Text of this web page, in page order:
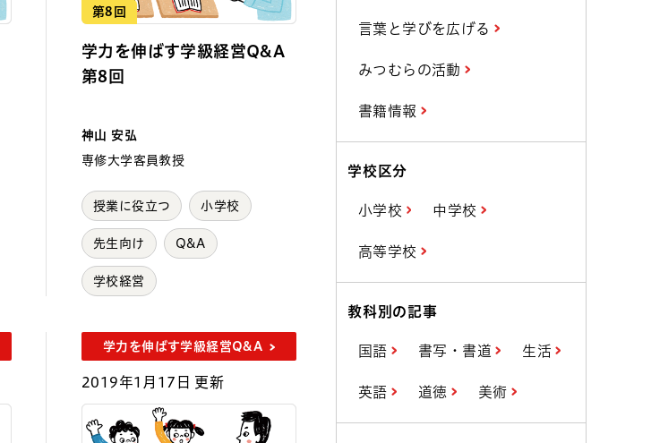
第8回
学力を伸ばす学級経営Q&A
第8回
神山 安弘
専修大学客員教授
授業に役立つ 小学校
先生向け Q&A
学校経営
学力を伸ばす学級経営Q&A
2019年1月17日 更新
言葉と学びを広げる
みつむらの活動
書籍情報
学校区分
小学校 中学校
高等学校
教科別の記事
国語 書写・書道 生活
英語 道徳 美術